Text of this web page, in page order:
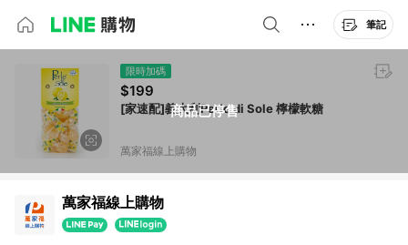
筆記
商品已停售
限時加碼
$199
[家速配]義大利Perle di Sole 檸檬軟糖
萬家福線上購物
萬家福線上購物